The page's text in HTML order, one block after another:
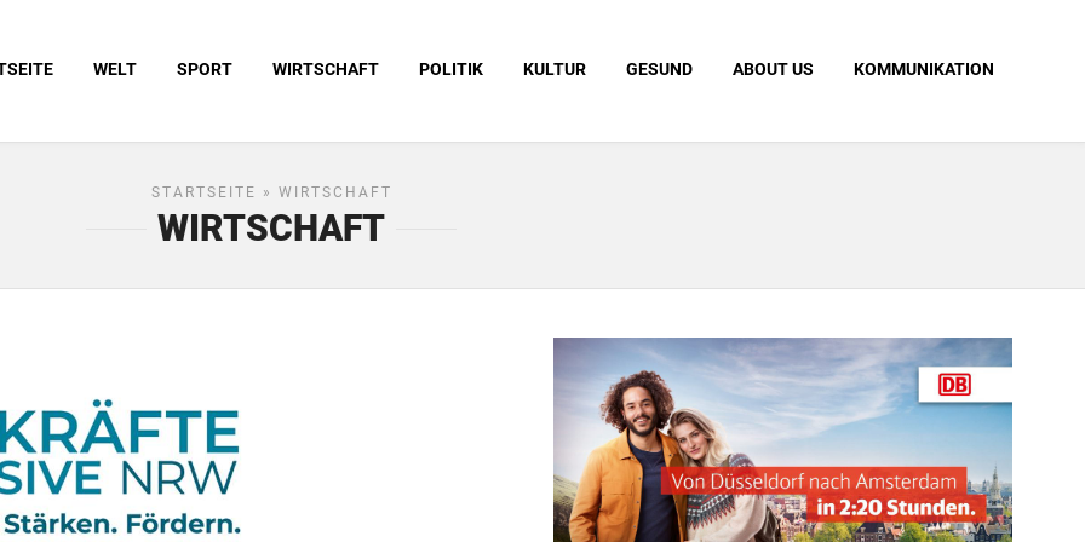
WELT SPORT WIRTSCHAFT POLITIK KULTUR GESUND ABOUT US KOMMUNIKATION
STARTSEITE » WIRTSCHAFT
WIRTSCHAFT